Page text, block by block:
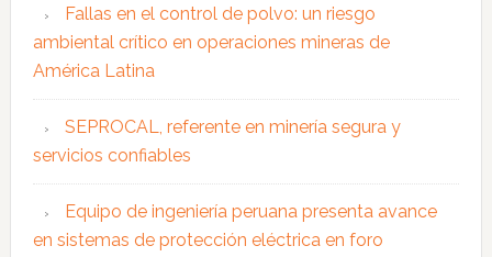
Fallas en el control de polvo: un riesgo
ambiental crítico en operaciones mineras de
América Latina
SEPROCAL, referente en minería segura y
servicios confiables
Equipo de ingeniería peruana presenta avance
en sistemas de protección eléctrica en foro